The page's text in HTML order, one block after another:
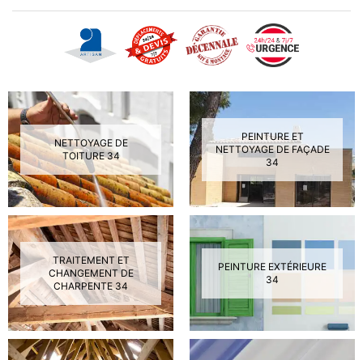
NETTOYAGE DE
TOITURE 34
PEINTURE ET
NETTOYAGE DE FAÇADE
34
TRAITEMENT ET
CHANGEMENT DE
CHARPENTE 34
PEINTURE EXTÉRIEURE
34